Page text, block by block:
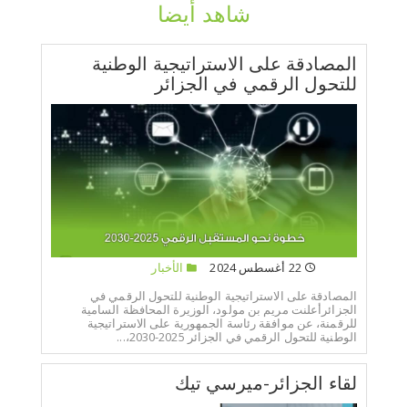
شاهد أيضا
المصادقة على الاستراتيجية الوطنية
للتحول الرقمي في الجزائر
22 أغسطس 2024
الأخبار
المصادقة على الاستراتيجية الوطنية للتحول الرقمي في
الجزائرأعلنت مريم بن مولود، الوزيرة المحافظة السامية
للرقمنة، عن موافقة رئاسة الجمهورية على الاستراتيجية
الوطنية للتحول الرقمي في الجزائر 2025-2030،...
لقاء الجزائر-ميرسي تيك